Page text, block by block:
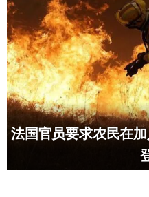
法国官员要求农民在